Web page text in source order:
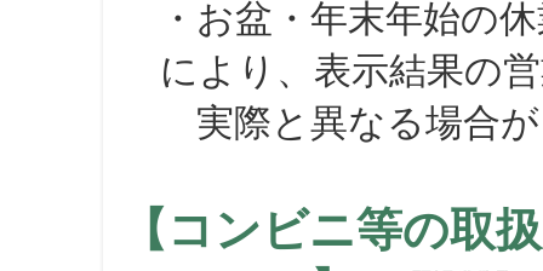
・お盆・年末年始の
により、表示結果の
実際と異なる場合が
【コンビニ等の取